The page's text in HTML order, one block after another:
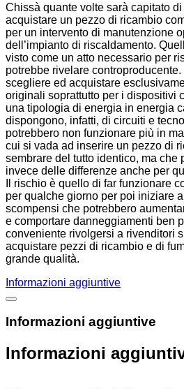
Chissà quante volte sarà capitato
acquistare un pezzo di ricambio
per un intervento di manutenzione
dell’impianto di riscaldamento.
visto come un atto necessario per
potrebbe rivelare
scegliere ed acquistare
originali soprattutto per i dispositivi
una tipologia di energia in energia
dispongono, infatti, di circuiti e
potrebbero non funzionare più in
cui si vada ad inserire un pezzo di
sembrare del tutto identico, ma che
invece delle differenze anche per
Il rischio è quello di far funzionare
per qualche giorno per poi iniziare
scompensi che potrebbero
e comportare danneggiamenti ben
conveniente rivolgersi a rivenditori
acquistare pezzi di ricambio e di
grande qualità.
Informazioni aggiuntive
Informazioni aggiuntive
Informazioni